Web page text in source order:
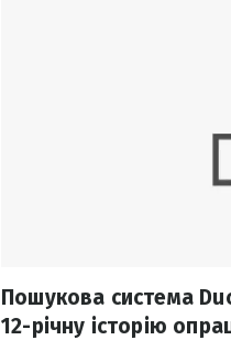
Пошукова система
12-річну історію